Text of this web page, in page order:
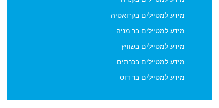
מידע למטיילים בקרואטיה
מידע למטיילים ברומניה
מידע למטיילים בשוויץ
מידע למטיילים בכרתים
מידע למטיילים ברודוס